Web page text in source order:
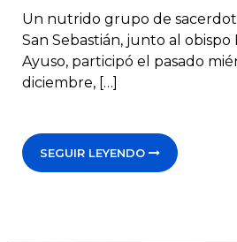
Un nutrido grupo de
San Sebastián, junto al obispo
Ayuso, participó el pasado
diciembre, […]
SEGUIR LEYENDO